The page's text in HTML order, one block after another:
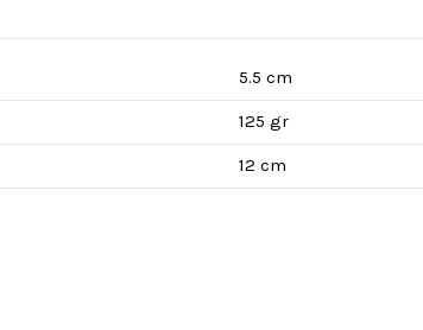
5.5 cm
125 gr
12 cm